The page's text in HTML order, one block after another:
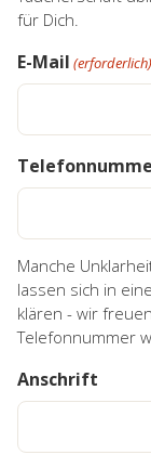
für Dich.
E-Mail (erforderlich)
Manche
lassen sich in
klären - wir
Telefonnummer
Anschrift